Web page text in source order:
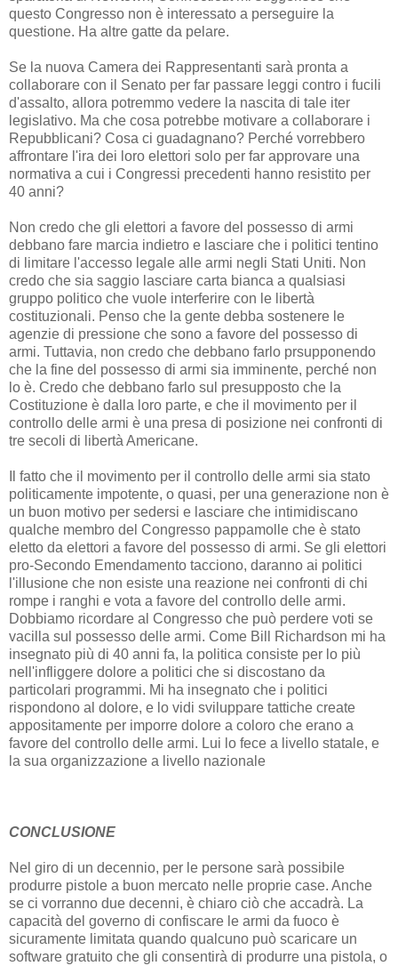
questo Congresso non è interessato a perseguire la
questione. Ha altre gatte da pelare.
Se la nuova Camera dei Rappresentanti sarà pronta a
collaborare con il Senato per far passare leggi contro i fucili
d'assalto, allora potremmo vedere la nascita di tale iter
legislativo. Ma che cosa potrebbe motivare a collaborare i
Repubblicani? Cosa ci guadagnano? Perché vorrebbero
affrontare l'ira dei loro elettori solo per far approvare una
normativa a cui i Congressi precedenti hanno resistito per
40 anni?
Non credo che gli elettori a favore del possesso di armi
debbano fare marcia indietro e lasciare che i politici tentino
di limitare l'accesso legale alle armi negli Stati Uniti. Non
credo che sia saggio lasciare carta bianca a qualsiasi
gruppo politico che vuole interferire con le libertà
costituzionali. Penso che la gente debba sostenere le
agenzie di pressione che sono a favore del possesso di
armi. Tuttavia, non credo che debbano farlo prsupponendo
che la fine del possesso di armi sia imminente, perché non
lo è. Credo che debbano farlo sul presupposto che la
Costituzione è dalla loro parte, e che il movimento per il
controllo delle armi è una presa di posizione nei confronti di
tre secoli di libertà Americane.
Il fatto che il movimento per il controllo delle armi sia stato
politicamente impotente, o quasi, per una generazione non è
un buon motivo per sedersi e lasciare che intimidiscano
qualche membro del Congresso pappamolle che è stato
eletto da elettori a favore del possesso di armi. Se gli elettori
pro-Secondo Emendamento tacciono, daranno ai politici
l'illusione che non esiste una reazione nei confronti di chi
rompe i ranghi e vota a favore del controllo delle armi.
Dobbiamo ricordare al Congresso che può perdere voti se
vacilla sul possesso delle armi. Come Bill Richardson mi ha
insegnato più di 40 anni fa, la politica consiste per lo più
nell'infliggere dolore a politici che si discostano da
particolari programmi. Mi ha insegnato che i politici
rispondono al dolore, e lo vidi sviluppare tattiche create
appositamente per imporre dolore a coloro che erano a
favore del controllo delle armi. Lui lo fece a livello statale, e
la sua organizzazione a livello nazionale
CONCLUSIONE
Nel giro di un decennio, per le persone sarà possibile
produrre pistole a buon mercato nelle proprie case. Anche
se ci vorranno due decenni, è chiaro ciò che accadrà. La
capacità del governo di confiscare le armi da fuoco è
sicuramente limitata quando qualcuno può scaricare un
software gratuito che gli consentirà di produrre una pistola, o